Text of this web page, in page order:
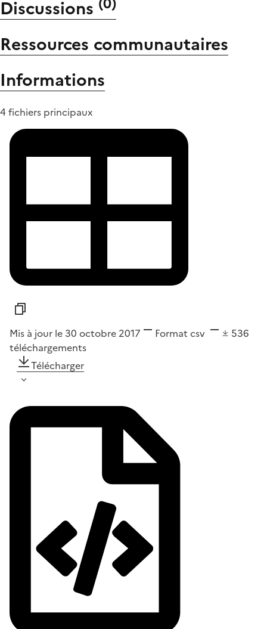
Discussions
Ressources communautaires
Informations
4 fichiers principaux
Mis à jour le 30 octobre 2017 Format csv
536
téléchargements
Télécharger